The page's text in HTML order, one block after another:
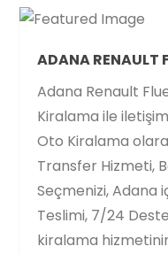
ADANA RENAULT
Adana Renault
Kiralama ile
Oto Kiralama
Transfer Hizmeti,
Seçmenizi, Adana
Teslimi, 7/24
kiralama